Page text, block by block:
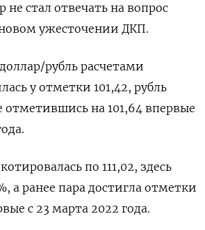
не стал отвечать на вопрос
ужесточении ДКП.
рубль расчетами
у отметки 101,42, рубль
отметившись на 101,64 впервые
по 111,02, здесь
а ранее пара достигла отметки
с 23 марта 2022 года.